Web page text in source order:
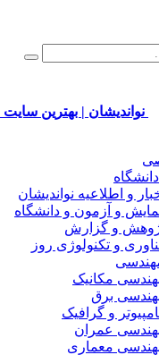
نواندیشان | بهترین
و اطلاعیه نواندیشان
و آزمون و دانشگاه
و گزارش
و تکنولوژی روز
مکانیک
برق
و گرافیک
عمران
معماری